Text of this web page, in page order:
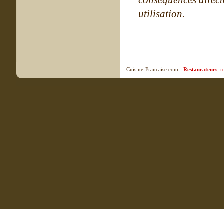
utilisation.
Cuisine-Francaise.com - Restaurateurs ,